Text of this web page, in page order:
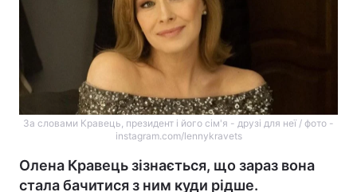
За словами Кравець, президент і його сім'я - друзі для неї / фото -
instagram.com/lennykravets
Олена Кравець зізнається, що зараз вона
стала бачитися з ним куди рідше.